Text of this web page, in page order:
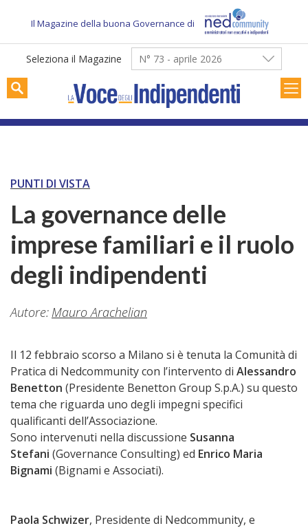
content
Il Magazine della buona Governance di
Seleziona il Magazine N° 73 - aprile 2026
PUNTI DI VISTA
La governance delle
imprese familiari e il ruolo
degli indipendenti
Autore: Mauro Arachelian
Il 12 febbraio scorso a Milano si è tenuta la Comunità di
Pratica di Nedcommunity con l’intervento di Alessandro
Benetton (Presidente Benetton Group S.p.A.) su questo
tema che riguarda uno degli impegni specifici
qualificanti dell’Associazione.
Sono intervenuti nella discussione Susanna
Stefani (Governance Consulting) ed Enrico Maria
Bignami (Bignami e Associati).
Paola Schwizer, Presidente di Nedcommunity, e